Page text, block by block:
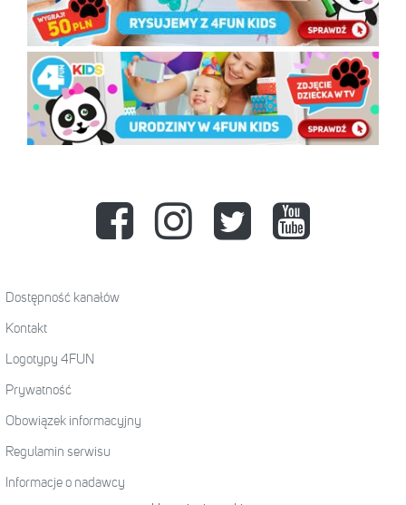
Dostępność kanałów
Kontakt
Logotypy 4FUN
Prywatność
Obowiązek informacyjny
Regulamin serwisu
Informacje o nadawcy